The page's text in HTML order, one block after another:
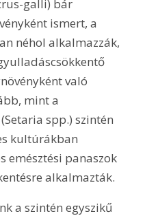
galli) bár
ismert, a
néhol alkalmazzák,
való
mint a
spp.) szintén
kultúrákban
emésztési panaszok
alkalmazták.
a szintén egyszikű